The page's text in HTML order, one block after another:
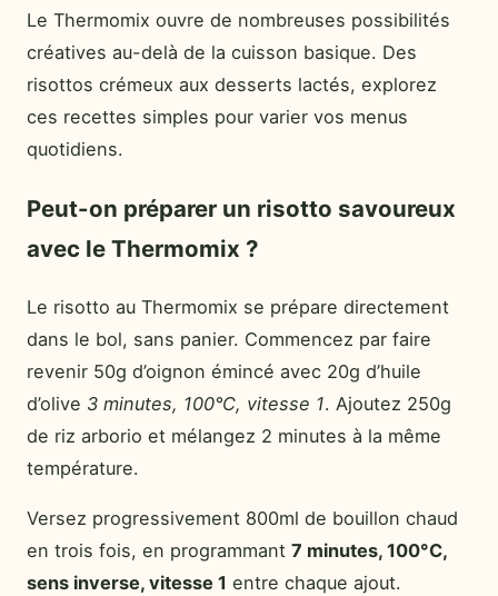
Le Thermomix ouvre de nombreuses possibilités
créatives au-delà de la cuisson basique. Des
risottos crémeux aux desserts lactés, explorez
ces recettes simples pour varier vos menus
quotidiens.
Peut-on préparer un risotto savoureux
avec le Thermomix ?
Le risotto au Thermomix se prépare directement
dans le bol, sans panier. Commencez par faire
revenir 50g d’oignon émincé avec 20g d’huile
d’olive 3 minutes, 100°C, vitesse 1. Ajoutez 250g
de riz arborio et mélangez 2 minutes à la même
température.
Versez progressivement 800ml de bouillon chaud
en trois fois, en programmant 7 minutes, 100°C,
sens inverse, vitesse 1 entre chaque ajout.